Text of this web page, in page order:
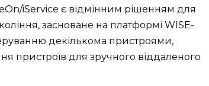
iService є відмінним рішенням для
засноване на платформі WISE-
декількома пристроями,
пристроїв для зручного віддаленого